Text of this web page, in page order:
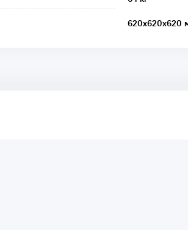
620х620х620